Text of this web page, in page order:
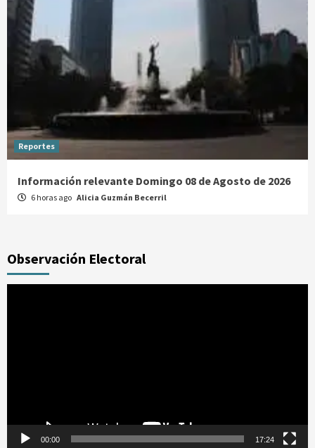
Reportes
Información relevante Domingo 08 de Agosto de 2026
6 horas ago Alicia Guzmán Becerril
Observación Electoral
00:00 17:24